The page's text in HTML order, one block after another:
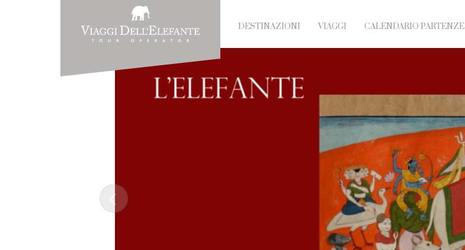
DESTINAZIONI VIAGGI CALENDARIO PARTENZE